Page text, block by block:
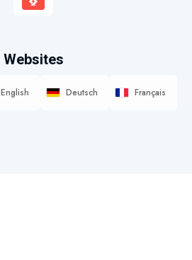
Websites
English Deutsch Français